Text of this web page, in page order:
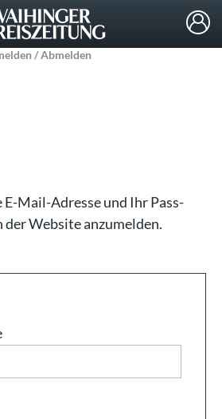
/ Abmelden
E-Mail-Adresse und Ihr Pass­
der Web­site an­zu­mel­den.